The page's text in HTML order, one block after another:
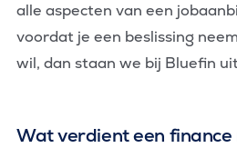
alle aspecten van een
voordat je een beslissing
wil, dan staan we bij Bluefin
Wat verdient een